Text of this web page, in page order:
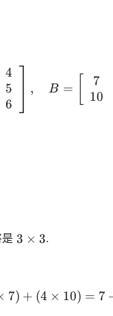
4
5
6
, B =
7
10
3 \times 3
3 × 3.
7) + (4 × 10) = 7